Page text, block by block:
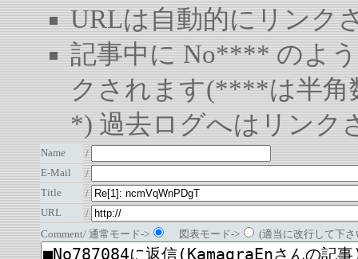
URLは自動的にリンク
記事中に No**** のよ
クされます(****は半角
*) 過去ログへはリンク
Name
/
E-Mail
/
Title
/
URL
/
Comment/ 通常モード->
図表モード-> (適当に改行して下